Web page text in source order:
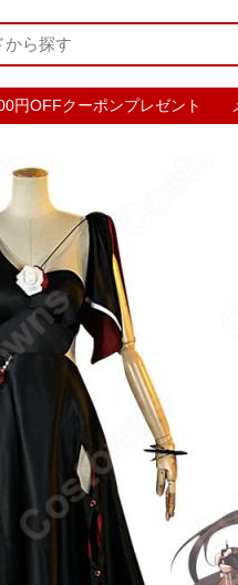
円OFFクーポンプレゼント